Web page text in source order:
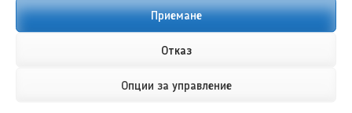
Приемане
Отказ
Опции за управление
Кадилак Ескалейд АйКю прави дългите пътувания с
електромобил лесни
НИКОЛА СТОЯНОВ